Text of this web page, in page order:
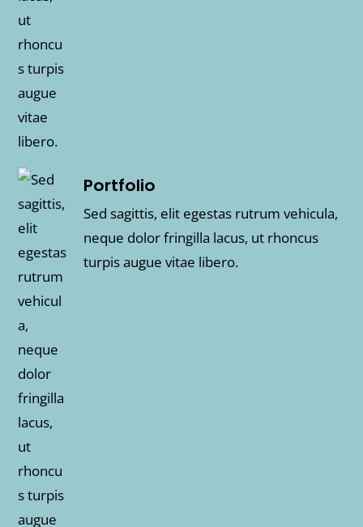
Portfolio
Sed sagittis, elit egestas rutrum vehicula,
neque dolor fringilla lacus, ut rhoncus
turpis augue vitae libero.